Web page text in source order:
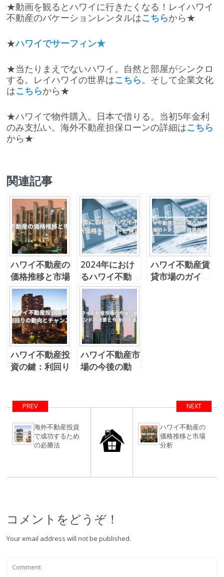
★動画を観るとハワイに行きたくなる！レイハワイ
不動産のバケーションレンタルはこちらから★
★ハワイでサーフィン★
★当たりまえでないハワイ。自然と部屋がシンクロ
する。レイハワイの世界はこちら。そして企業文化
はこちらから★
★ハワイで物件購入。日本で借りる。当初5年金利
のみ支払い。海外不動産担保ローンの詳細はこちら
から★
関連記事
ハワイ不動産の
価格推移と市場
分析
2024年におけ
るハワイ不動
産：最新価格ト
レンドと見通し
ハワイ不動産賃
貸市場のガイ
ハワイ不動産投
資の鍵：利回り
ハワイ不動産市
場の今後の動
PREV
海外不動産投資
で成功するため
の必勝法
NEXT
ハワイ不動産の
価格推移と市場
分析
コメントをどうぞ！
Your email address will not be published.